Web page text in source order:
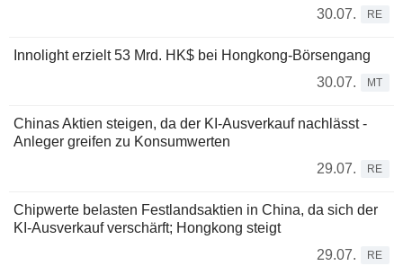
30.07.
RE
Innolight erzielt 53 Mrd. HK$ bei Hongkong-Börsengang
30.07.
MT
Chinas Aktien steigen, da der KI-Ausverkauf nachlässt -
Anleger greifen zu Konsumwerten
29.07.
RE
Chipwerte belasten Festlandsaktien in China, da sich der
KI-Ausverkauf verschärft; Hongkong steigt
29.07.
RE